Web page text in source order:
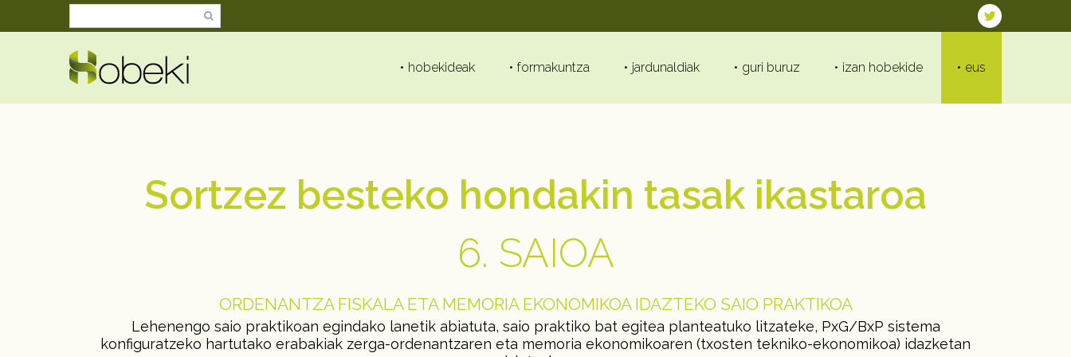
hobekideak formakuntza jardunaldiak guri buruz izan hobekide eus
Sortzez besteko hondakin tasak ikastaroa
6. SAIOA
ORDENANTZA FISKALA ETA MEMORIA EKONOMIKOA IDAZTEKO SAIO PRAKTIKOA
Lehenengo saio praktikoan egindako lanetik abiatuta, saio praktiko bat egitea planteatuko litzateke, PxG/BxP sistema
konfiguratzeko hartutako erabakiak zerga-ordenantzaren eta memoria ekonomikoaren (txosten tekniko-ekonomikoa) idazketan